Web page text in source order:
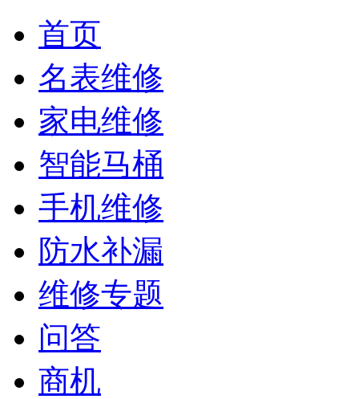
首页
名表维修
家电维修
智能马桶
手机维修
防水补漏
维修专题
问答
商机